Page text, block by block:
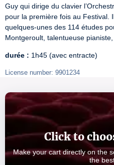
Guy qui dirige du clavier
pour la première fois au Festival.
quelques-unes des 114 études
Montgeroult, talentueuse
durée : 1h45 (avec entracte)
License number: 9901234
Click to
Make your cart directly on the
the